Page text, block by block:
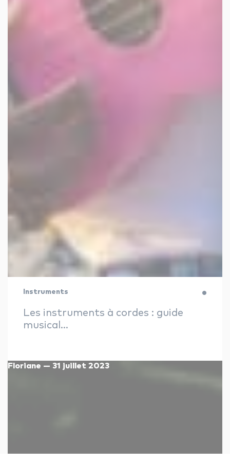
Instruments
Les instruments à cordes : guide
musical...
Floriane — 31 juillet 2023